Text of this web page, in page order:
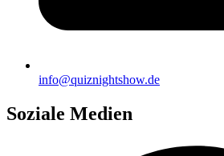
info@quiznightshow.de
Soziale Medien